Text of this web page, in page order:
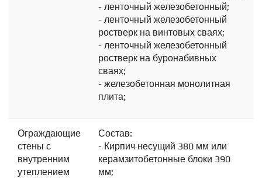
- ленточный железобетонный;
- ленточный железобетонный
ростверк на винтовых сваях;
- ленточный железобетонный
ростверк на буронабивных
сваях;
- железобетонная монолитная
плита;
Ограждающие
стены с
внутренним
утеплением
Состав:
- Кирпич несущий 380 мм или
керамзитобетонные блоки 390
мм;